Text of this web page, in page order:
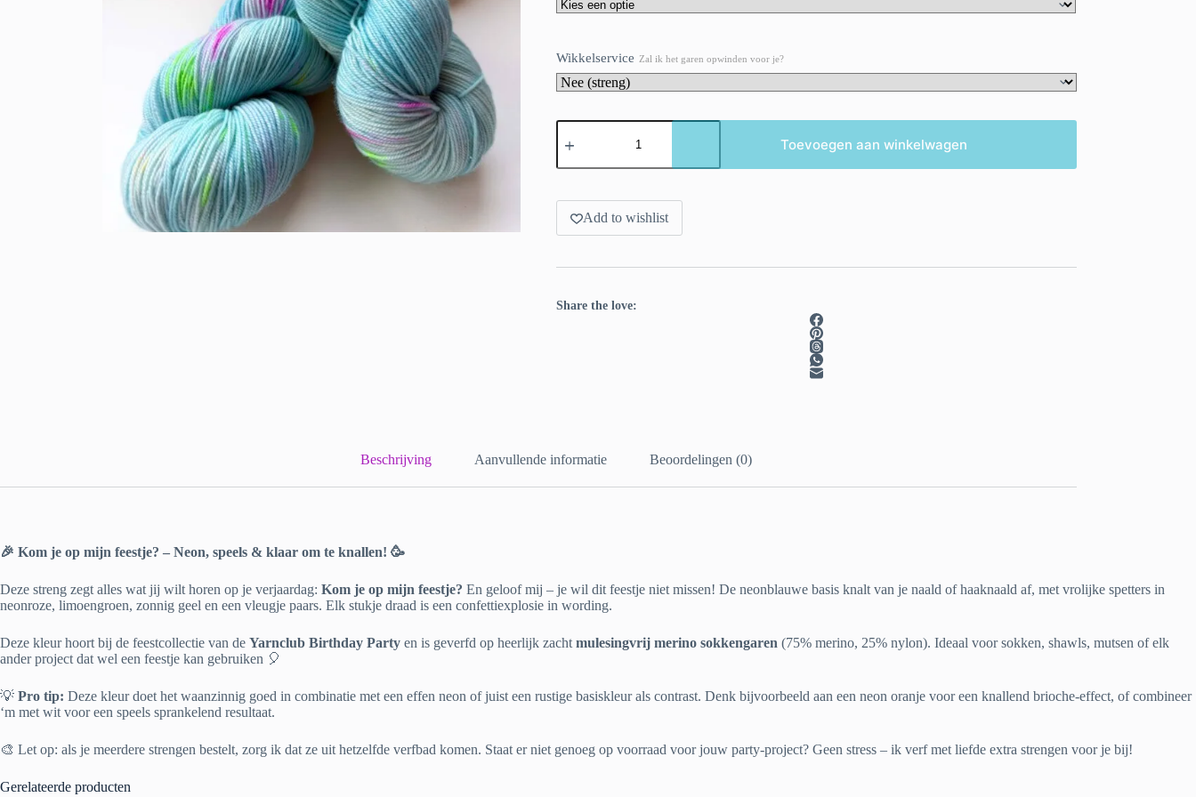
Wikkelservice Zal ik het garen opwinden voor je?
Kom
mijn
aantal
Toevoegen aan winkelwagen
Add to wishlist
Share the love:
Beschrijving Aanvullende informatie Beoordelingen (0)
🎉 Kom je op mijn feestje? – Neon, speels & klaar om te knallen! 🥳
Deze streng zegt alles wat jij wilt horen op je verjaardag: Kom je op mijn feestje? En geloof mij – je wil dit feestje niet missen! De neonblauwe basis knalt van je naald of haaknaald af, met vrolijke spetters in
neonroze, limoengroen, zonnig geel en een vleugje paars. Elk stukje draad is een confettiexplosie in wording.
Deze kleur hoort bij de feestcollectie van de Yarnclub Birthday Party en is geverfd op heerlijk zacht mulesingvrij merino sokkengaren (75% merino, 25% nylon). Ideaal voor sokken, shawls, mutsen of elk
ander project dat wel een feestje kan gebruiken 🎈
💡 Pro tip: Deze kleur doet het waanzinnig goed in combinatie met een effen neon of juist een rustige basiskleur als contrast. Denk bijvoorbeeld aan een neon oranje voor een knallend brioche-effect, of combineer
‘m met wit voor een speels sprankelend resultaat.
🎨 Let op: als je meerdere strengen bestelt, zorg ik dat ze uit hetzelfde verfbad komen. Staat er niet genoeg op voorraad voor jouw party-project? Geen stress – ik verf met liefde extra strengen voor je bij!
Gerelateerde producten